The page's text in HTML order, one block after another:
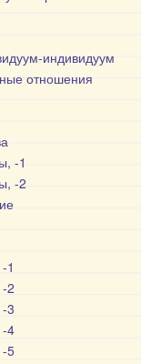
индивидуум
отношения
-1
-2
1
2
3
-4
-5